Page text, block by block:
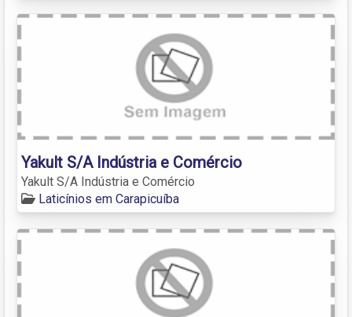
Yakult S/A Indústria e Comércio
Yakult S/A Indústria e Comércio
Laticínios em Carapicuíba